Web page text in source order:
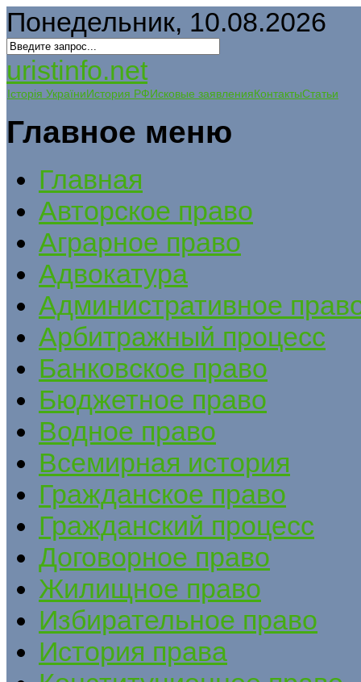
Понедельник, 10.08.2026
uristinfo.net
Історія УкраїниИстория РФИсковые заявленияКонтактыСтатьи
Главное меню
Главная
Авторское право
Аграрное право
Адвокатура
Административное
Арбитражный процесс
Банковское право
Бюджетное право
Водное право
Всемирная история
Гражданское право
Гражданский процесс
Договорное право
Жилищное право
Избирательное право
История права